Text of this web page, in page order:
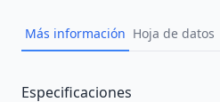
Más información Hoja de datos
Description
Especificaciones